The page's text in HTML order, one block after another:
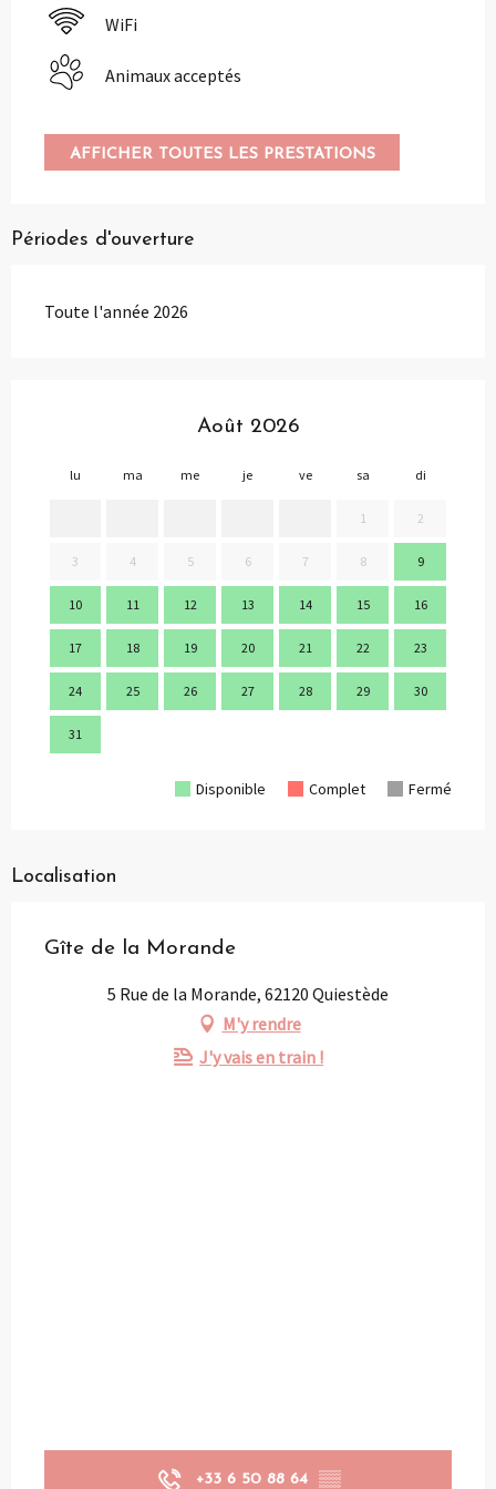
WiFi
Animaux acceptés
AFFICHER TOUTES LES PRESTATIONS
Périodes d'ouverture
Toute l'année 2026
Août 2026
lu ma me je ve sa di
1 2
3 4 5 6 7 8 9
10 11 12 13 14 15 16
17 18 19 20 21 22 23
24 25 26 27 28 29 30
31
Disponible Complet Fermé
Localisation
Gîte de la Morande
5 Rue de la Morande, 62120 Quiestède
M'y rendre
J'y vais en train !
+33 6 50 88 64 ▒▒